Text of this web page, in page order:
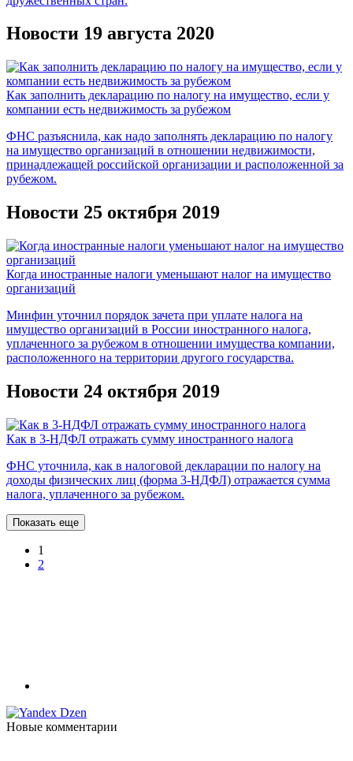
Новости 19 августа 2020
Как заполнить декларацию по налогу на имущество, если у
компании есть недвижимость за рубежом
ФНС разъяснила, как надо заполнять декларацию по налогу
на имущество организаций в отношении недвижимости,
принадлежащей российской организации и расположенной за
рубежом.
Новости 25 октября 2019
Когда иностранные налоги уменьшают налог на имущество
организаций
Минфин уточнил порядок зачета при уплате налога на
имущество организаций в России иностранного налога,
уплаченного за рубежом в отношении имущества компании,
расположенного на территории другого государства.
Новости 24 октября 2019
Как в 3-НДФЛ отражать сумму иностранного налога
ФНС уточнила, как в налоговой декларации по налогу на
доходы физических лиц (форма 3-НДФЛ) отражается сумма
налога, уплаченного за рубежом.
Показать еще
1
2
Новые комментарии